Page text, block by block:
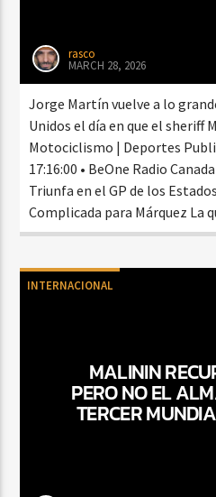
rasco
MARCH 28, 2026
Jorge Martín vuelve a lo
Unidos el día en que el sheriff
Motociclismo | Deportes
17:16:00 • BeOne Radio
Triunfa en el GP de los
Complicada para Márquez La
INTERNACIONAL
MALININ
PERO NO EL
TERCER